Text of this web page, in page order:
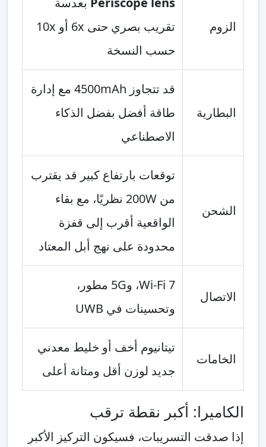
الزوم
تقريب بصري حتى 6x أو 10x
حسب النسخة
البطارية
قد تتجاوز 4500mAh مع إدارة
طاقة أفضل بفضل الذكاء
الاصطناعي
الشحن
توقعات بارتفاع كبير قد يقترب
من 200W نظريًا، مع بقاء
الواقعية أقرب إلى قفزة
محدودة على نهج أبل المعتاد
الاتصال
Wi‑Fi 7، و5G مطور،
وتحسينات في UWB
الخامات
تيتانيوم أخف أو خليط معدني
جديد لوزن أقل ومتانة أعلى
الكاميرا: أكبر نقطة ترقب
إذا صدقت التسريبات، فسيكون التركيز الأكبر